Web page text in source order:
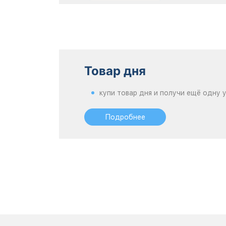
Товар дня
купи товар дня и получи ещё одну
Подробнее